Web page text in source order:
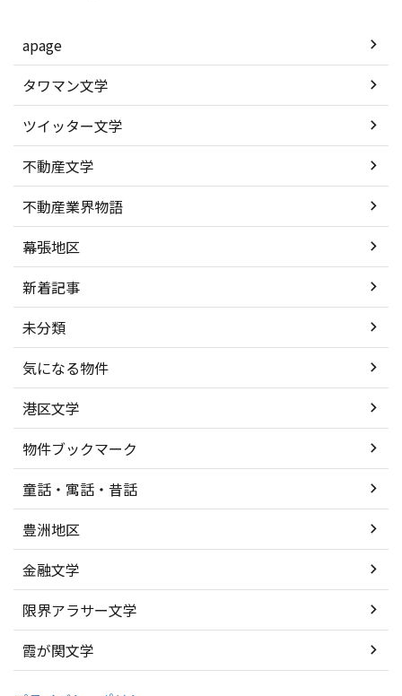
apage
タワマン文学
ツイッター文学
不動産文学
不動産業界物語
幕張地区
新着記事
未分類
気になる物件
港区文学
物件ブックマーク
童話・寓話・昔話
豊洲地区
金融文学
限界アラサー文学
霞が関文学